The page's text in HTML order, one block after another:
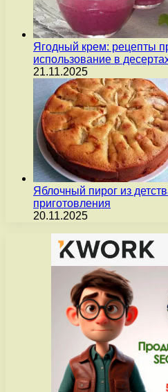
Ягодный крем: рецепты
использование в
21.11.2025
Яблочный пирог из
приготовления
20.11.2025